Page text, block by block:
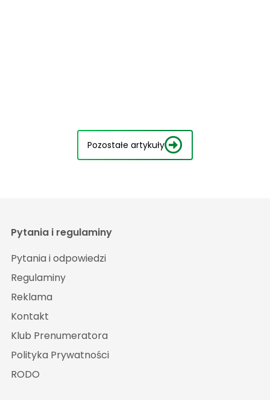
Pozostałe artykuły
Pytania i regulaminy
Pytania i odpowiedzi
Regulaminy
Reklama
Kontakt
Klub Prenumeratora
Polityka Prywatności
RODO